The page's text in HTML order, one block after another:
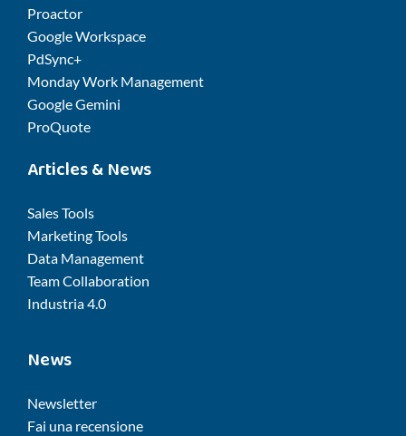
Proactor
Google Workspace
PdSync+
Monday Work Management
Google Gemini
ProQuote
Articles & News
Sales Tools
Marketing Tools
Data Management
Team Collaboration
Industria 4.0
News
Newsletter
Fai una recensione